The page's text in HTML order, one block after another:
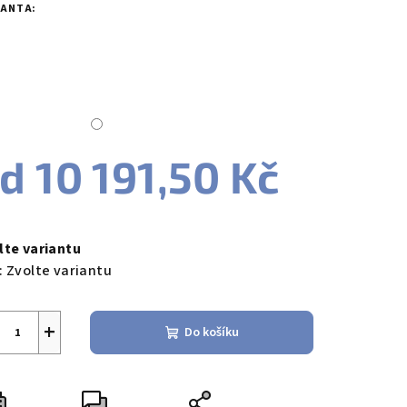
10 191,50 Kč
variantu
Zvolte variantu
+ Do košíku